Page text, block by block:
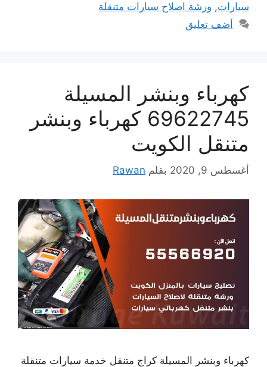
سيارات, ورشة اصلاح سيارات متنقلة
أضف تعليق
كهرباء وبنشر المسيلة
69622745 كهرباء وبنشر
متنقل الكويت
أغسطس 9, 2020 بقلم Rawan
كهرباء وبنشر المسيلة كراج متنقل خدمة سيارات متنقلة